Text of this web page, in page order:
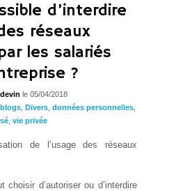
d’interdire
réseaux
les salariés
?
le 05/04/2018
blogs Divers données personnelles
vie privée
de l’usage des réseaux
choisir d’autoriser ou d’interdire